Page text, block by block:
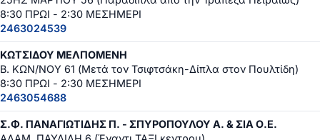
8:30 ΠΡΩΙ - 2:30 ΜΕΣΗΜΕΡΙ
2463024539
ΚΩΤΣΙΔΟΥ ΜΕΛΠΟΜΕΝΗ
Β. ΚΩΝ/ΝΟΥ 61 (Μετά τον Τσιφτσάκη-Δίπλα στον Πουλτίδη)
8:30 ΠΡΩΙ - 2:30 ΜΕΣΗΜΕΡΙ
2463054688
Σ.Φ. ΠΑΝΑΓΙΩΤΙΔΗΣ Π. - ΣΠΥΡΟΠΟΥΛΟΥ Α. & ΣΙΑ Ο.Ε.